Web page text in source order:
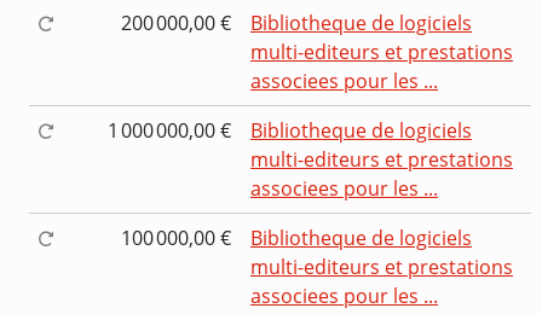
200 000,00 €
Bibliotheque de logiciels
multi-editeurs et prestations
associees pour les ...
1 000 000,00 €
Bibliotheque de logiciels
multi-editeurs et prestations
associees pour les ...
100 000,00 €
Bibliotheque de logiciels
multi-editeurs et prestations
associees pour les ...